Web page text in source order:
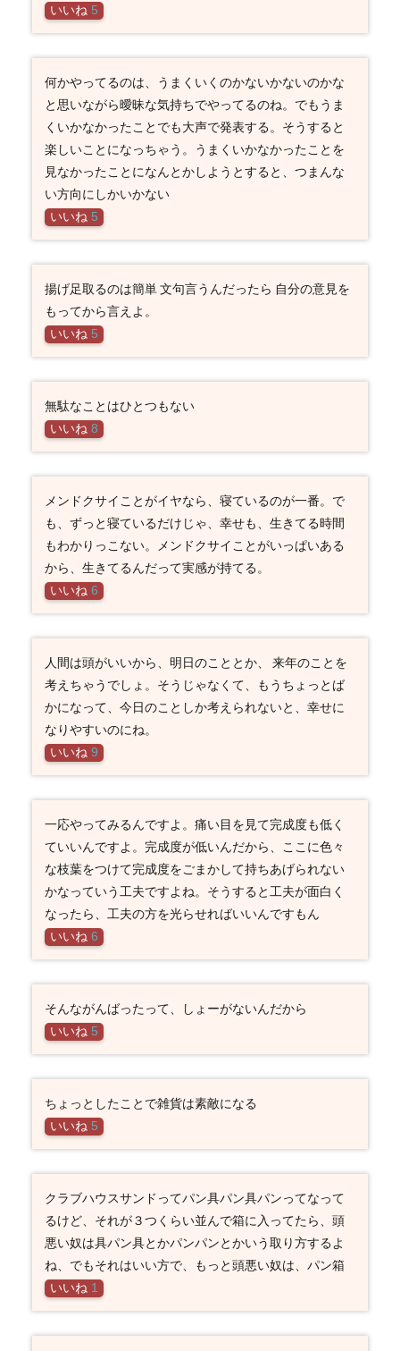
いいね 5
何かやってるのは、うまくいくのかないかないのかな
と思いながら曖昧な気持ちでやってるのね。でもうま
くいかなかったことでも大声で発表する。そうすると
楽しいことになっちゃう。うまくいかなかったことを
見なかったことになんとかしようとすると、つまんな
い方向にしかいかない
いいね 5
揚げ足取るのは簡単 文句言うんだったら 自分の意見を
もってから言えよ。
いいね 5
無駄なことはひとつもない
いいね 8
メンドクサイことがイヤなら、寝ているのが一番。で
も、ずっと寝ているだけじゃ、幸せも、生きてる時間
もわかりっこない。メンドクサイことがいっぱいある
から、生きてるんだって実感が持てる。
いいね 6
人間は頭がいいから、明日のこととか、 来年のことを
考えちゃうでしょ。そうじゃなくて、もうちょっとば
かになって、今日のことしか考えられないと、幸せに
なりやすいのにね。
いいね 9
一応やってみるんですよ。痛い目を見て完成度も低く
ていいんですよ。完成度が低いんだから、ここに色々
な枝葉をつけて完成度をごまかして持ちあげられない
かなっていう工夫ですよね。そうすると工夫が面白く
なったら、工夫の方を光らせればいいんですもん
いいね 6
そんながんばったって、しょーがないんだから
いいね 5
ちょっとしたことで雑貨は素敵になる
いいね 5
クラブハウスサンドってパン具パン具パンってなって
るけど、それが３つくらい並んで箱に入ってたら、頭
悪い奴は具パン具とかパンパンとかいう取り方するよ
ね、でもそれはいい方で、もっと頭悪い奴は、パン箱
いいね 1